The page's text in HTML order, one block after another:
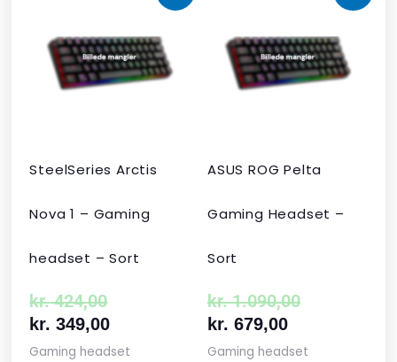
SteelSeries Arctis
Nova 1 – Gaming
headset – Sort
kr.424,00
oprindelige
pris
var:
kr. 424,00.
kr. 349,00
aktuelle
pris
er:
kr. 349,00.
Gaming headset
ASUS ROG Pelta
Gaming Headset –
Sort
kr.1.090,00
oprindelige
pris
var:
kr.
kr. 679,00
aktuelle
pris
er:
kr. 679,00.
Gaming headset